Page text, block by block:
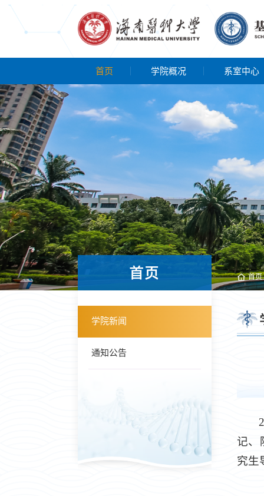
首页 学院概况 系室中心
首页
学院新闻
通知公告
首页
记、
究生